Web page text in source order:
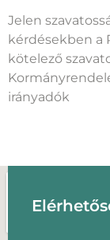
Jelen
kérdésekben a
kötelező